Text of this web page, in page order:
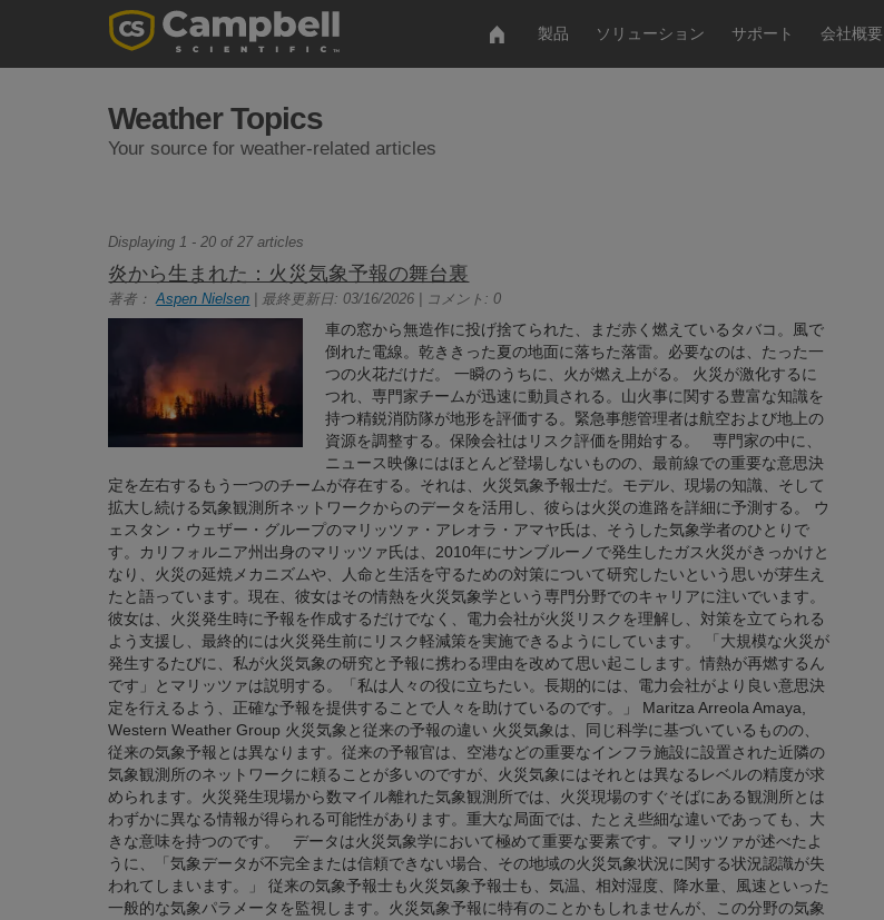
製品 ソリューション サポート 会社概要
Weather Topics
Your source for weather-related articles
Displaying 1 - 20 of 27 articles
炎から生まれた：火災気象予報の舞台裏
著者：Aspen Nielsen | 最終更新日: 03/16/2026 | コメント: 0
車の窓から無造作に投げ捨てられた、まだ赤く燃えているタバコ。風で
倒れた電線。乾ききった夏の地面に落ちた落雷。必要なのは、たった一
つの火花だけだ。 一瞬のうちに、火が燃え上がる。 火災が激化するに
つれ、専門家チームが迅速に動員される。山火事に関する豊富な知識を
持つ精鋭消防隊が地形を評価する。緊急事態管理者は航空および地上の
資源を調整する。保険会社はリスク評価を開始する。 専門家の中に、
ニュース映像にはほとんど登場しないものの、最前線での重要な意思決
定を左右するもう一つのチームが存在する。それは、火災気象予報士だ。モデル、現場の知識、そして
拡大し続ける気象観測所ネットワークからのデータを活用し、彼らは火災の進路を詳細に予測する。 ウ
ェスタン・ウェザー・グループのマリッツァ・アレオラ・アマヤ氏は、そうした気象学者のひとりで
す。カリフォルニア州出身のマリッツァ氏は、2010年にサンブルーノで発生したガス火災がきっかけと
なり、火災の延焼メカニズムや、人命と生活を守るための対策について研究したいという思いが芽生え
たと語っています。現在、彼女はその情熱を火災気象学という専門分野でのキャリアに注いでいます。
彼女は、火災発生時に予報を作成するだけでなく、電力会社が火災リスクを理解し、対策を立てられる
よう支援し、最終的には火災発生前にリスク軽減策を実施できるようにしています。 「大規模な火災が
発生するたびに、私が火災気象の研究と予報に携わる理由を改めて思い起こします。情熱が再燃するん
です」とマリッツァは説明する。「私は人々の役に立ちたい。長期的には、電力会社がより良い意思決
定を行えるよう、正確な予報を提供することで人々を助けているのです。」 Maritza Arreola Amaya,
Western Weather Group 火災気象と従来の予報の違い 火災気象は、同じ科学に基づいているものの、
従来の気象予報とは異なります。従来の予報官は、空港などの重要なインフラ施設に設置された近隣の
気象観測所のネットワークに頼ることが多いのですが、火災気象にはそれとは異なるレベルの精度が求
められます。火災発生現場から数マイル離れた気象観測所では、火災現場のすぐそばにある観測所とは
わずかに異なる情報が得られる可能性があります。重大な局面では、たとえ些細な違いであっても、大
きな意味を持つのです。 データは火災気象学において極めて重要な要素です。マリッツァが述べたよ
うに、「気象データが不完全または信頼できない場合、その地域の火災気象状況に関する状況認識が失
われてしまいます。」 従来の気象予報士も火災気象予報士も、気温、相対湿度、降水量、風速といった
一般的な気象パラメータを監視します。火災気象予報に特有のことかもしれませんが、この分野の気象